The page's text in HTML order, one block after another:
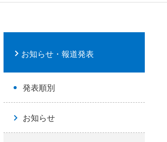
お知らせ・報道発表
発表順別
お知らせ